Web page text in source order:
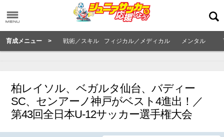
育成メニュー > 戦術／スキル フィジカル／メディカル メンタル
柏レイソル、ベガルタ仙台、バディー
SC、センアーノ神戸がベスト4進出！／
第43回全日本U-12サッカー選手権大会